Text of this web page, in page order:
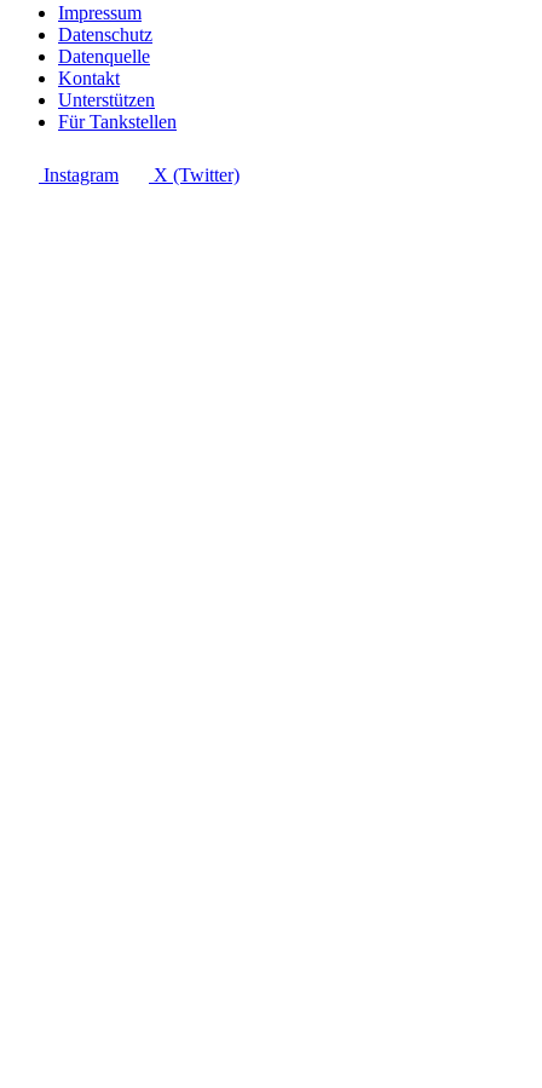
Impressum
Datenschutz
Datenquelle
Kontakt
Unterstützen
Für Tankstellen
Instagram X (Twitter)